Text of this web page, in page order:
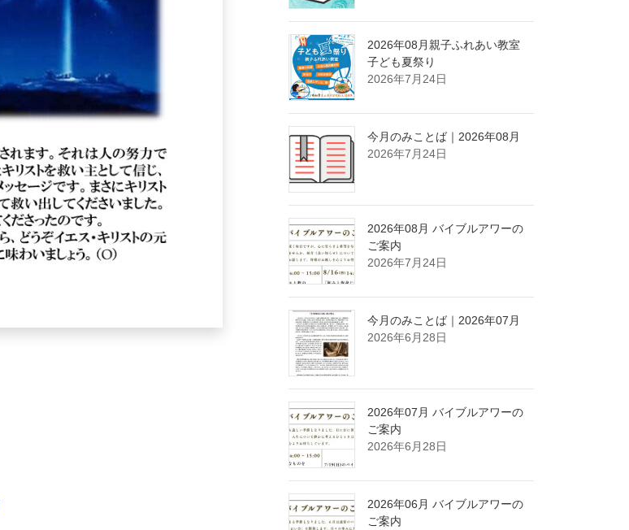
2026年08月親子ふれあい教室
子ども夏祭り
2026年7月24日
今月のみことば｜2026年08月
2026年7月24日
2026年08月 バイブルアワーの
ご案内
2026年7月24日
今月のみことば｜2026年07月
2026年6月28日
2026年07月 バイブルアワーの
ご案内
2026年6月28日
2026年06月 バイブルアワーの
ご案内